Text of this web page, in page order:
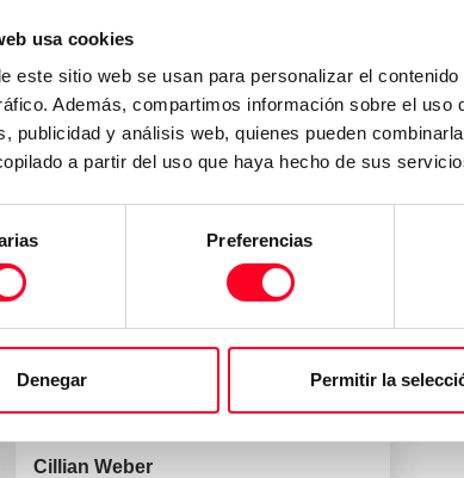
usa cookies
este sitio web se usan para personalizar el
Además, compartimos información sobre el uso
publicidad y análisis web, quienes pueden
a partir del uso que haya hecho de sus
Preferencias
Denegar Permitir la
Group
Cillian Weber